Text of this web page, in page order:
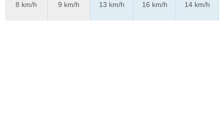
8 km/h
9 km/h
13 km/h
16 km/h
14 km/h